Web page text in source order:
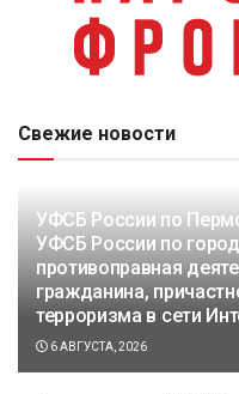
Свежие новости
УФСБ России по
УФСБ России по
противоправная
гражданина,
терроризма в сети
6 АВГУСТА, 2026